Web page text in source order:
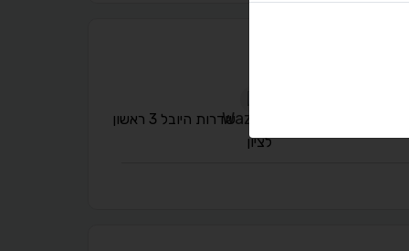
שדרות היובל 3 ראשון
לציון